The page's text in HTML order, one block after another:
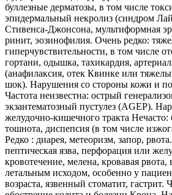
буллезные дерматозы, в том числе
эпидермальный некролиз (синдром
Стивенса-Джонсона, мультиформная
ринит, эозинофилия. Очень редко:
гиперчувствительности, в том числе
гортани, одышка, тахикардия,
(анафилаксия, отек Квинке или
шок). Нарушения со стороны кожи и
Частота неизвестна: острый
экзантематозный пустулез (AGEP).
желудочно-кишечного тракта Нечасто:
тошнота, диспепсия (в том числе
Редко : диарея, метеоризм, запор,
пептическая язва, перфорация или
кровотечение, мелена, кровавая рвота,
летальным исходом, особенно у
возраста, язвенный стоматит, гастрит.